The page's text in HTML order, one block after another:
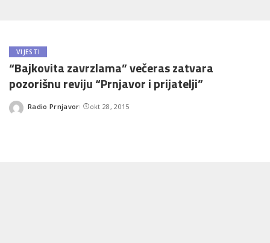
VIJESTI
“Bajkovita zavrzlama” večeras zatvara
pozorišnu reviju “Prnjavor i prijatelji”
Posted
Radio Prnjavor okt 28, 2015